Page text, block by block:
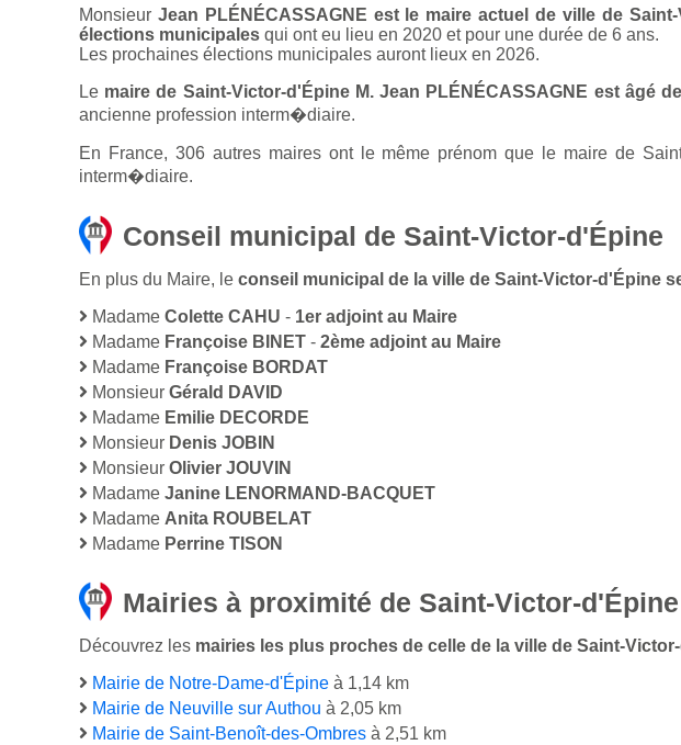
Monsieur Jean PLÉNÉCASSAGNE est le maire actuel de ville de
élections municipales qui ont eu lieu en 2020 et pour une durée de 6 ans.
Les prochaines élections municipales auront lieux en 2026.
Le maire de Saint-Victor-d'Épine M. Jean PLÉNÉCASSAGNE est âgé
ancienne profession interm�diaire.
En France, 306 autres maires ont le même prénom que le maire de
interm�diaire.
Conseil municipal de Saint-Victor-d'Épine
En plus du Maire, le conseil municipal de la ville de Saint-Victor-d'Épine
Madame Colette CAHU - 1er adjoint au Maire
Madame Françoise BINET - 2ème adjoint au Maire
Madame Françoise BORDAT
Monsieur Gérald DAVID
Madame Emilie DECORDE
Monsieur Denis JOBIN
Monsieur Olivier JOUVIN
Madame Janine LENORMAND-BACQUET
Madame Anita ROUBELAT
Madame Perrine TISON
Mairies à proximité de Saint-Victor-d'Épine
Découvrez les mairies les plus proches de celle de la ville de Saint-
Mairie de Notre-Dame-d'Épine à 1,14 km
Mairie de Neuville sur Authou à 2,05 km
Mairie de Saint-Benoît-des-Ombres à 2,51 km